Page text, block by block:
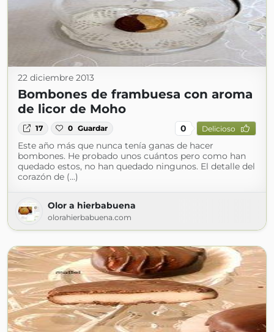
22 diciembre 2013
Bombones de frambuesa con aroma
de licor de Moho
17 0 Guardar 0 Delicioso
Este año más que nunca tenía ganas de hacer
bombones. He probado unos cuántos pero como han
quedado estos, no han quedado ningunos. El detalle del
corazón de (...)
Olor a hierbabuena
olorahierbabuena.com